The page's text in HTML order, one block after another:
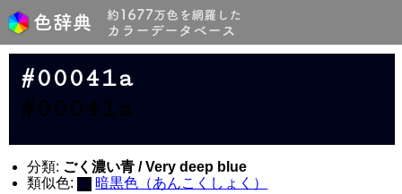
#00041a
#00041a
分類: ごく濃い青 / Very deep blue
類似色:
暗黒色（あんこくしょく）